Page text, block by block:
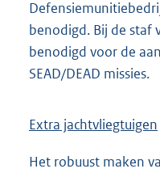
benodigd. Bij de staf
benodigd voor de
SEAD/DEAD missies.
Extra jachtvliegtuigen
Het robuust maken